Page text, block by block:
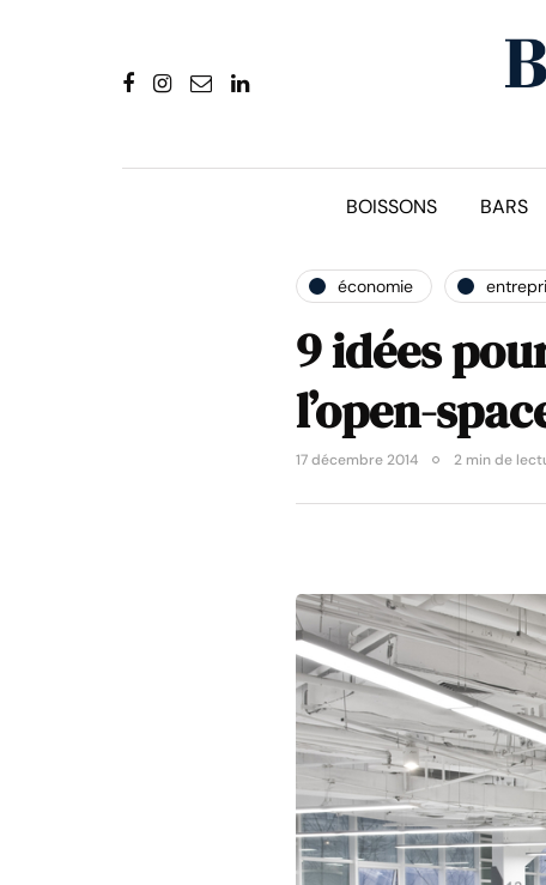
BOISSONS BARS
économie
9 idées
l’open-
17 décembre 2014 2 min de